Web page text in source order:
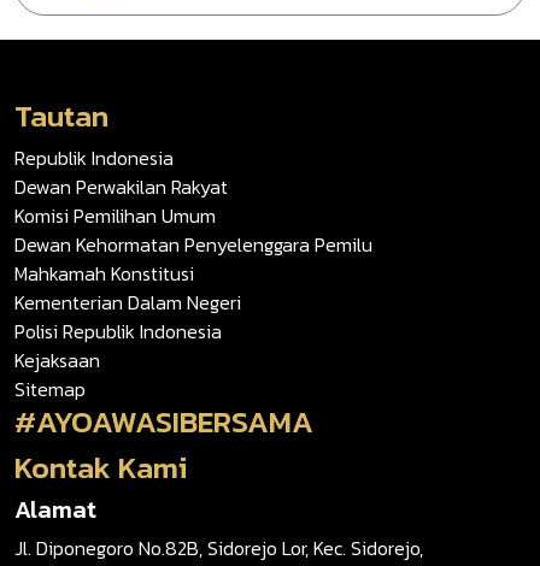
Tautan
Republik Indonesia
Dewan Perwakilan Rakyat
Komisi Pemilihan Umum
Dewan Kehormatan Penyelenggara Pemilu
Mahkamah Konstitusi
Kementerian Dalam Negeri
Polisi Republik Indonesia
Kejaksaan
Sitemap
#AYOAWASIBERSAMA
Kontak Kami
Alamat
Jl. Diponegoro No.82B, Sidorejo Lor, Kec. Sidorejo,